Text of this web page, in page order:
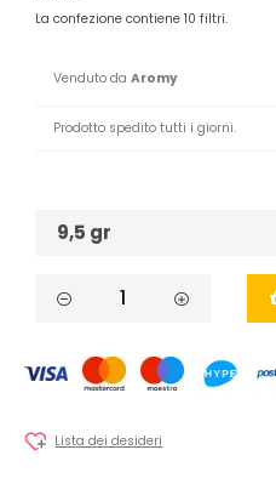
La confezione contiene 10 filtri.
Venduto daAromy
Prodotto spedito tutti i giorni.
9,5 gr
Lista dei desideri